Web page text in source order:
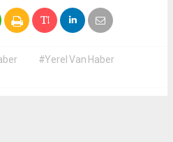
#Yerel Van Haber